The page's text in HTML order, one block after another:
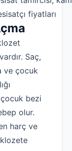
fiyatları
Saç,
ve çocuk
bezi
olur.
harç ve